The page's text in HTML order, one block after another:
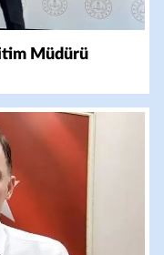
Müdürü